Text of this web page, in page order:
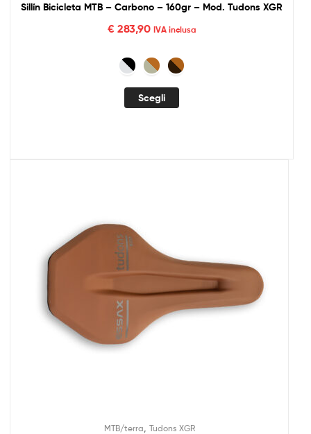
Sillín Bicicleta MTB – Carbono – 160gr – Mod. Tudons XGR
€283,90 IVA inclusa
Scegli
MTB/terra Tudons XGR